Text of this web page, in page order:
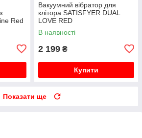
Red
Вакуумний вібратор для
клітора SATISFYER DUAL
LOVE RED
В наявності
2 199 ₴
Купити
Показати ще